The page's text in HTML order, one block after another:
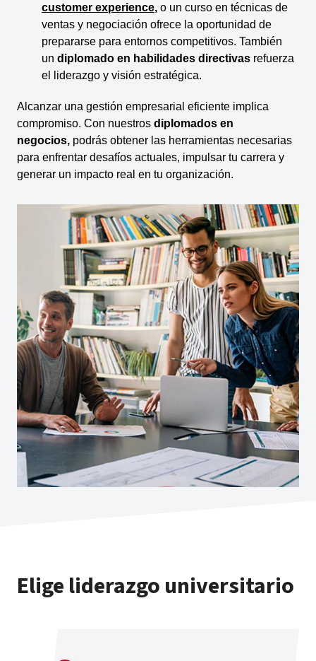
customer experience, o un curso en técnicas de
ventas y negociación ofrece la oportunidad de
prepararse para entornos competitivos. También
un diplomado en habilidades directivas refuerza
el liderazgo y visión estratégica.
Alcanzar una gestión empresarial eficiente implica
compromiso. Con nuestros diplomados en
negocios, podrás obtener las herramientas necesarias
para enfrentar desafíos actuales, impulsar tu carrera y
generar un impacto real en tu organización.
Elige liderazgo universitario